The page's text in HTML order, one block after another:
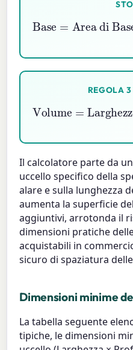
Base=
Area di Base ×(1+
REGOLA
Volume =
Il calcolatore parte da
uccello specifico della
alare e sulla lunghezza
aumenta la superficie
aggiuntivi, arrotonda il
dimensioni pratiche
acquistabili in
sicuro di spaziatura
Dimensioni minime
La tabella seguente
tipiche, le dimensioni